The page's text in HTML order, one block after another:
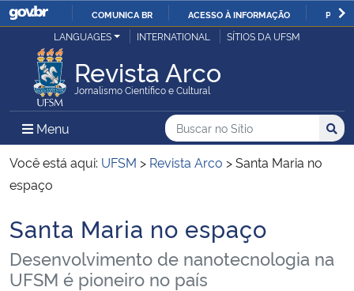
IR
O
COMUNICA BR ACESSO À INFORMAÇÃO
Ministério da Justiça e Segurança Pública
Ministério da Defesa
Ministério das Relações Exteriores
Ministério da Infraestrutura
Ministério da Agricultura, Pecuária e Abastecimento
LANGUAGES INTERNATIONAL SÍTIOS DA UFSM
Revista Arco
Jornalismo Científico e Cultural
Menu Menu Principal do Sítio
Busca
Buscar no no Sítio
Busca:
Você está aqui: UFSM > Revista Arco >Santa Maria no
espaço
Início do conteúdo
Santa Maria no espaço
Desenvolvimento de nanotecnologia na
UFSM é pioneiro no país